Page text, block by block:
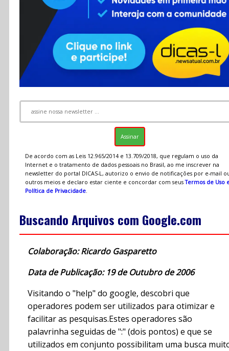
RSS
De acordo com as Leis 12.965/2014 e 13.709/2018, que regulam o uso da
Internet e o tratamento de dados pessoais no Brasil, ao me inscrever na
newsletter do portal DICAS-L, autorizo o envio de notificações por e-mail
outros meios e declaro estar ciente e concordar com seusTermos de Uso
Política de Privacidade.
Buscando Arquivos com Google.com
Colaboração: Ricardo Gasparetto
Data de Publicação: 19 de Outubro de 2006
Visitando o "help" do google, descobri que
operadores podem ser utilizados para otimizar e
facilitar as pesquisas.Estes operadores são
palavrinha seguidas de ":" (dois pontos) e que se
utilizados em conjunto possibilitam uma busca